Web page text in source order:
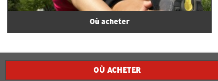
Où acheter
OÙ ACHETER